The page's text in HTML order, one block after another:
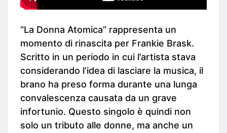
“La Donna Atomica” rappresenta un
momento di rinascita per Frankie Brask.
Scritto in un periodo in cui l’artista stava
considerando l’idea di lasciare la musica, il
brano ha preso forma durante una lunga
convalescenza causata da un grave
infortunio. Questo singolo è quindi non
solo un tributo alle donne, ma anche un